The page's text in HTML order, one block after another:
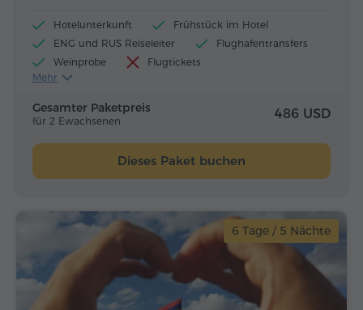
Hotelunterkunft
Frühstück im Hotel
ENG und RUS Reiseleiter
Flughafentransfers
Weinprobe
Flugtickets
Mittagessen und Abendessen
Mehr
Gesamter Paketpreis
für 2 Ewachsenen 486 USD
Dieses Paket buchen
6 Tage / 5 Nächte